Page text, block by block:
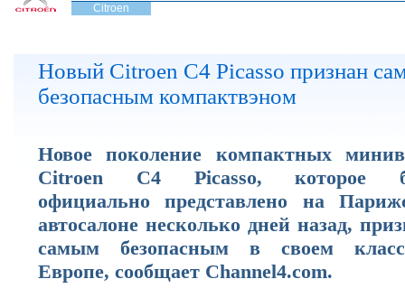
Citroen
Новый Citroen C4 Picasso признан
безопасным компактвэном
Новое поколение компактных
Citroen C4 Picasso, которое
официально представлено на
автосалоне несколько дней назад,
самым безопасным в своем
Европе, сообщает Channel4.com.